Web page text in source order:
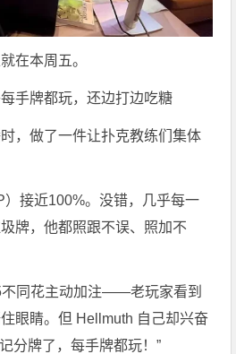
在本周五。
每手牌都玩，还边打边吃糖
，做了一件让扑克教练们集体
）接近100%。没错，几乎每一
牌，他都照跟不误、照加不
不同花主动加注——老玩家看到
眼睛。但 Hellmuth 自己却兴奋
分牌了，每手牌都玩！”